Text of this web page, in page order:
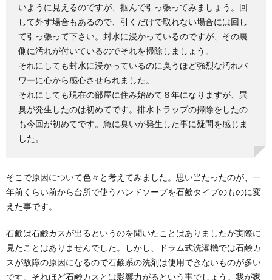
レンジ掃除に重曹以外のものを使って頑固
な汚れを落としましょう
キッチンや洗面台などいろいろな場所に使用できる
「重曹」ですが、電子レンジの掃除 には重曹以外にも
おす...
網戸掃除に100均アイテムを使えば簡単に
きれいになります
ワックスを床からはがす方法！剥離作業で
はがす作業を行っているでしょうか。 はがす作業を省...
部屋が綺麗な男性はどんな人？部屋を見れ
いように見えるのですが、掴んで引っ張ってみましょう。回
して外す場合もあるので、引くだけで取れない場合には回し
て引っ張って下さい。封水に浸かっているのですが、その裏
側に汚れが付いているのでそれを掃除しましょう。
それにしても封水に浸かっているのに臭うほど強烈な汚れパ
ワーに心から感心させられました。
それにしても現在の部屋に住み始めて８年になりますが、異
臭が発生したのは初めてです。排水トラップの掃除をしたの
も今回が初めてです。急に臭いが発生した事に疑問を感じま
した。
そこで原因について色々と考えてみました。思い当たったのが、一
年前くらい前から台所で使うハンドソープを石鹸タイプのものに変
えた事です。
石鹸は石鹸カスが出るというのを聞いたことはありましたが実際に
見たことはありませんでした。しかし、ドラム式洗濯機では石鹸カ
スが故障の原因になるので石鹸系の洗剤は使用できないものが多い
です。それほど石鹸カスとは影響力がるという事でしょう。我が家